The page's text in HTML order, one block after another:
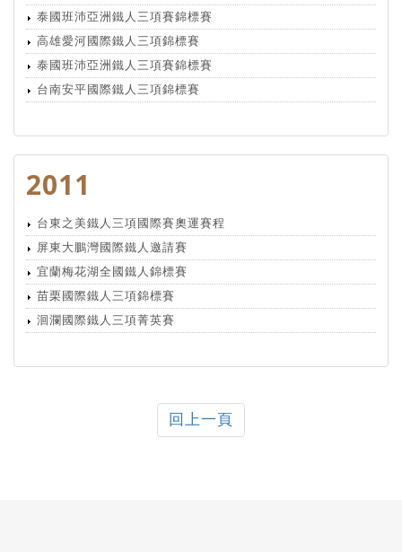
泰國班沛亞洲鐵人三項賽錦標賽
高雄愛河國際鐵人三項錦標賽
泰國班沛亞洲鐵人三項賽錦標賽
台南安平國際鐵人三項錦標賽
2011
台東之美鐵人三項國際賽奧運賽程
屏東大鵬灣國際鐵人邀請賽
宜蘭梅花湖全國鐵人錦標賽
苗栗國際鐵人三項錦標賽
洄瀾國際鐵人三項菁英賽
回上一頁